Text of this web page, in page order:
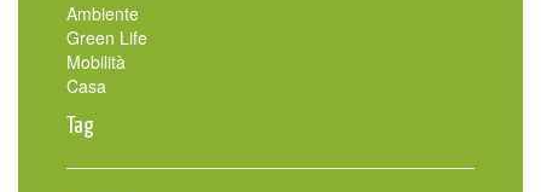
Ambiente
Green Life
Mobilità
Casa
Tag